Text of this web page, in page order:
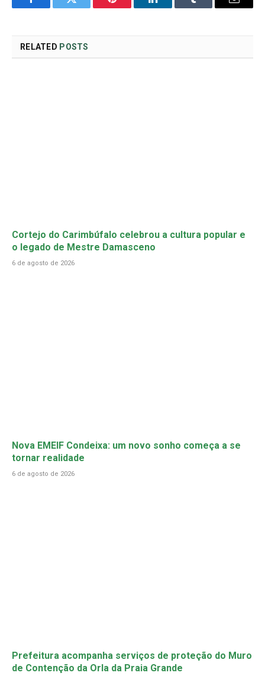
FacebookTwitter Pinterest LinkedInTumblr Email
RELATED POSTS
Cortejo do Carimbúfalo celebrou a cultura popular e
o legado de Mestre Damasceno
6 de agosto de 2026
Nova EMEIF Condeixa: um novo sonho começa a se
tornar realidade
6 de agosto de 2026
Prefeitura acompanha serviços de proteção do Muro
de Contenção da Orla da Praia Grande